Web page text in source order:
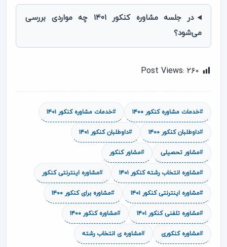
در جلسه مشاوره کنکور ۱۴۰۱ چه مواردی بررسی
می‌شود؟
Post Views: ۲۶۰
#خدمات مشاوره کنکور ۱۴۰۰ #خدمات مشاوره کنکور ۱۴۰۱
#داوطلبان کنکور ۱۴۰۰ #داوطلبان کنکور ۱۴۰۱
#مشاور تحصیلی #مشاور کنکور
#مشاوره انتخاب رشته کنکور ۱۴۰۱ #مشاوره اینترنتی کنکور
#مشاوره اینترنتی کنکور ۱۴۰۱ #مشاوره برای کنکور ۱۴۰۰
#مشاوره تلفنی کنکور ۱۴۰۱ #مشاوره کنکور ۱۴۰۰
#مشاوره کنکوری #مشاوره ی انتخاب رشته